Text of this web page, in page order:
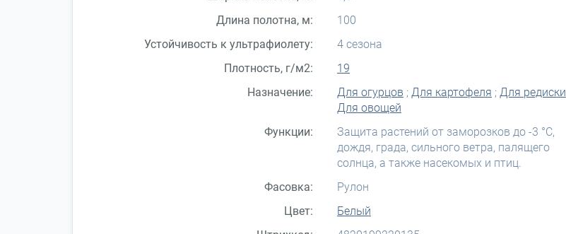
Длина полотна, м:
100
Устойчивость к ультрафиолету:
4 сезона
Плотность, г/м2:
19
Назначение:
Для огурцов ; Для картофеля ; Для редиски
Для овощей
Функции:
Защита растений от заморозков до -3 °С,
дождя, града, сильного ветра, палящего
солнца, а также насекомых и птиц.
Фасовка:
Рулон
Цвет:
Белый